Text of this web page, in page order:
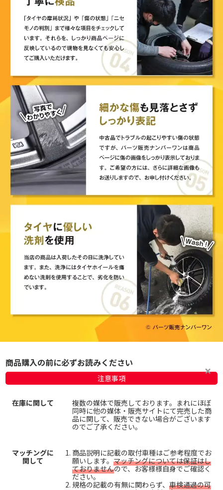
商品購入の前に必ずお読みください
注意事項
在庫に関して
複数の媒体で販売しております。まれにほぼ
同時に他の媒体・販売サイトにて完売した商
品に関して、販売できない場合がございます
のでご了承ください。
マッチングに
関して
商品説明に記載の取付車種はご参考程度でお
願いします。 マッチングについては保証はし
ておりませんので、お客様様自身でご確認く
ださい。
規格の記載の有無に関わらず、 車検通過の可